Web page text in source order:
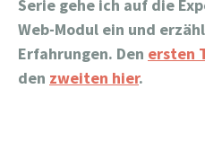
Serie gehe ich auf die
Web-Modul ein und
Erfahrungen. Den ersten
den zweiten hier.